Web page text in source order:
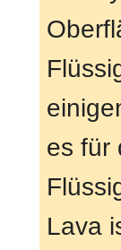
es für
Lava